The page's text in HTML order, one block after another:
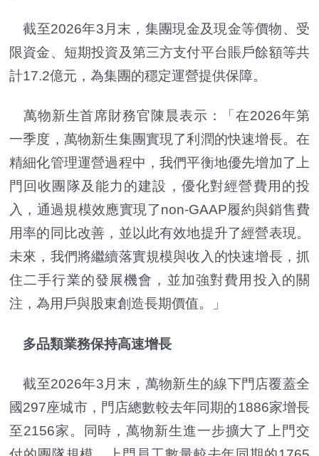
截至2026年3月末，集團現金及現金等價物、受
限資金、短期投資及第三方支付平台賬戶餘額等共
計17.2億元，為集團的穩定運營提供保障。
萬物新生首席財務官陳晨表示：「在2026年第
一季度，萬物新生集團實現了利潤的快速增長。在
精細化管理運營過程中，我們平衡地優先增加了上
門回收團隊及能力的建設，優化對經營費用的投
入，通過規模效應實現了non-GAAP履約與銷售費
用率的同比改善，並以此有效地提升了經營表現。
未來，我們將繼續落實規模與收入的快速增長，抓
住二手行業的發展機會，並加強對費用投入的關
注，為用戶與股東創造長期價值。」
多品類業務保持高速增長
截至2026年3月末，萬物新生的線下門店覆蓋全
國297座城市，門店總數較去年同期的1886家增長
至2156家。同時，萬物新生進一步擴大了上門交